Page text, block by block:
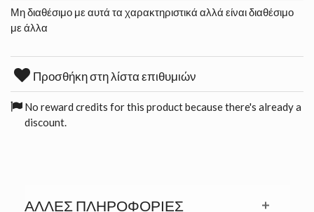
Μη διαθέσιμο με αυτά τα χαρακτηριστικά αλλά είναι διαθέσιμο
με άλλα
Προσθήκη στη λίστα επιθυμιών
No reward credits for this product because there's already a
discount.
ΆΛΛΕΣ ΠΛΗΡΟΦΟΡΊΕΣ